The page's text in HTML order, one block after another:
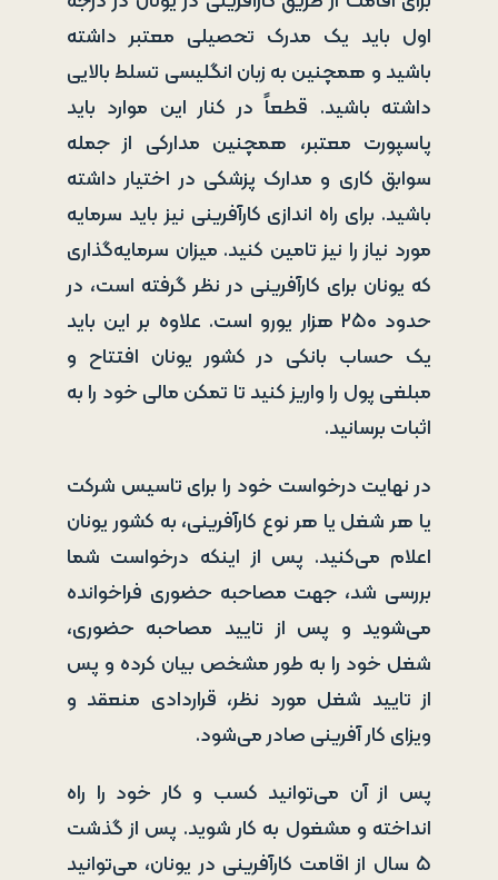
اول باید یک مدرک تحصیلی معتبر داشته
باشید و همچنین به زبان انگلیسی تسلط بالایی
داشته باشید. قطعاً در کنار این موارد باید
پاسپورت معتبر، همچنین مدارکی از جمله
سوابق کاری و مدارک پزشکی در اختیار داشته
باشید. برای راه اندازی کارآفرینی نیز باید سرمایه
مورد نیاز را نیز تامین کنید. میزان سرمایه‌گذاری
که یونان برای کارآفرینی در نظر گرفته است، در
حدود ۲۵۰ هزار یورو است. علاوه بر این باید
یک حساب بانکی در کشور یونان افتتاح و
مبلغی پول را واریز کنید تا تمکن مالی خود را به
اثبات برسانید.
در نهایت درخواست خود را برای تاسیس شرکت
یا هر شغل یا هر نوع کارآفرینی، به کشور یونان
اعلام می‌کنید. پس از اینکه درخواست شما
بررسی شد، جهت مصاحبه حضوری فراخوانده
می‌شوید و پس از تایید مصاحبه حضوری،
شغل خود را به طور مشخص بیان کرده و پس
از تایید شغل مورد نظر، قراردادی منعقد و
ویزای کار آفرینی صادر می‌شود.
پس از آن می‌توانید کسب و کار خود را راه
انداخته و مشغول به کار شوید. پس از گذشت
۵ سال از اقامت کارآفرینی در یونان، می‌توانید